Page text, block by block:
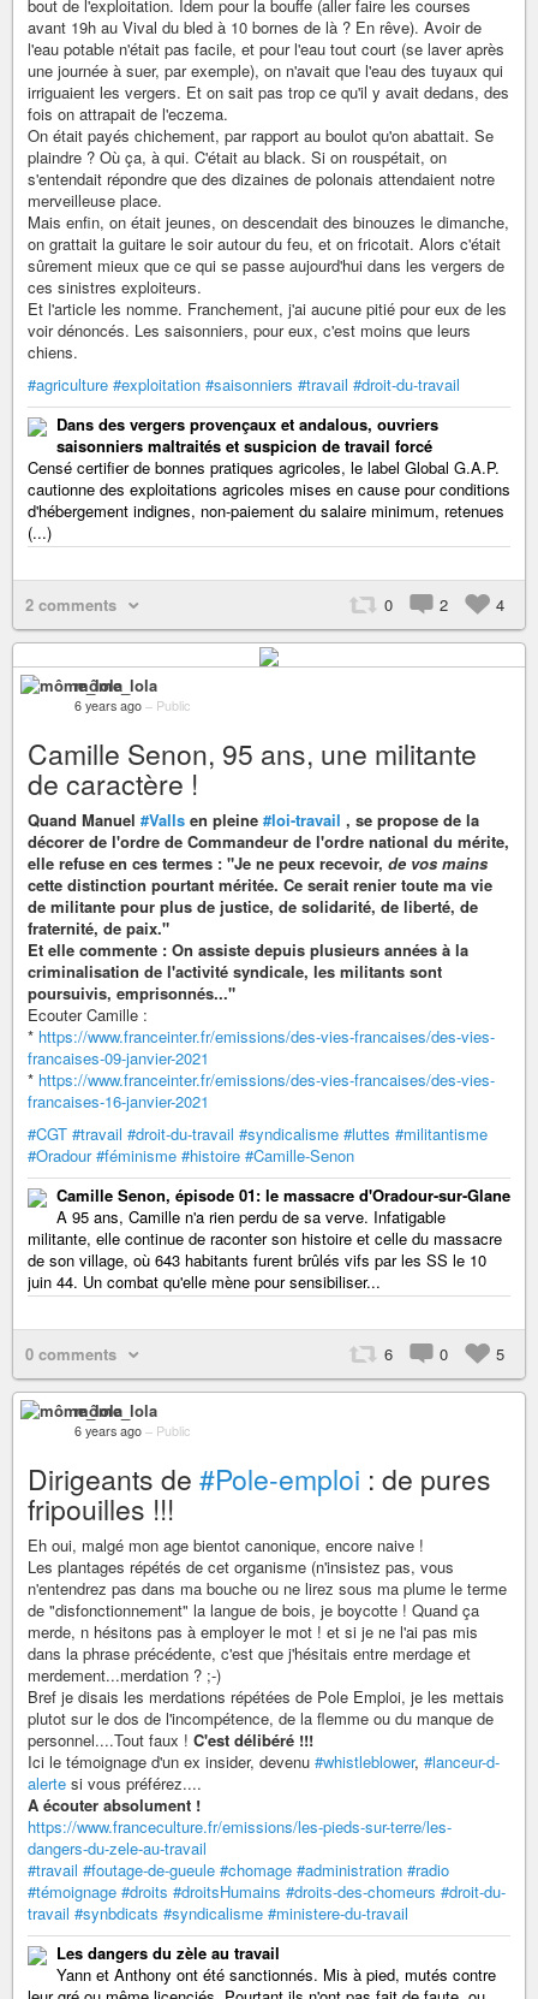
bout de l'exploitation. Idem pour la bouffe (aller faire les courses
avant 19h au Vival du bled à 10 bornes de là ? En rêve). Avoir de
l'eau potable n'était pas facile, et pour l'eau tout court (se laver après
une journée à suer, par exemple), on n'avait que l'eau des tuyaux qui
irriguaient les vergers. Et on sait pas trop ce qu'il y avait dedans, des
fois on attrapait de l'eczema.
On était payés chichement, par rapport au boulot qu'on abattait. Se
plaindre ? Où ça, à qui. C'était au black. Si on rouspétait, on
s'entendait répondre que des dizaines de polonais attendaient notre
merveilleuse place.
Mais enfin, on était jeunes, on descendait des binouzes le dimanche,
on grattait la guitare le soir autour du feu, et on fricotait. Alors c'était
sûrement mieux que ce qui se passe aujourd'hui dans les vergers de
ces sinistres exploiteurs.
Et l'article les nomme. Franchement, j'ai aucune pitié pour eux de les
voir dénoncés. Les saisonniers, pour eux, c'est moins que leurs
chiens.
#agriculture #exploitation #saisonniers #travail #droit-du-travail
Dans des vergers provençaux et andalous, ouvriers
saisonniers maltraités et suspicion de travail forcé
Censé certifier de bonnes pratiques agricoles, le label Global G.A.P.
cautionne des exploitations agricoles mises en cause pour conditions
d'hébergement indignes, non-paiement du salaire minimum, retenues
(...)
2 comments 0 2 4
môme_lola
6 years ago – Public
Camille Senon, 95 ans, une militante
de caractère !
Quand Manuel #Valls en pleine #loi-travail , se propose de la
décorer de l'ordre de Commandeur de l'ordre national du mérite,
elle refuse en ces termes : "Je ne peux recevoir, de vos mains
cette distinction pourtant méritée. Ce serait renier toute ma vie
de militante pour plus de justice, de solidarité, de liberté, de
fraternité, de paix."
Et elle commente : On assiste depuis plusieurs années à la
criminalisation de l'activité syndicale, les militants sont
poursuivis, emprisonnés..."
Ecouter Camille :
* https://www.franceinter.fr/emissions/des-vies-francaises/des-vies-
francaises-09-janvier-2021
* https://www.franceinter.fr/emissions/des-vies-francaises/des-vies-
francaises-16-janvier-2021
#CGT #travail #droit-du-travail #syndicalisme #luttes #militantisme
#Oradour #féminisme #histoire #Camille-Senon
Camille Senon, épisode 01: le massacre d'Oradour-sur-Glane
A 95 ans, Camille n'a rien perdu de sa verve. Infatigable
militante, elle continue de raconter son histoire et celle du massacre
de son village, où 643 habitants furent brûlés vifs par les SS le 10
juin 44. Un combat qu'elle mène pour sensibiliser...
0 comments 6 0 5
môme_lola
6 years ago – Public
Dirigeants de #Pole-emploi : de pures
fripouilles !!!
Eh oui, malgé mon age bientot canonique, encore naive !
Les plantages répétés de cet organisme (n'insistez pas, vous
n'entendrez pas dans ma bouche ou ne lirez sous ma plume le terme
de "disfonctionnement" la langue de bois, je boycotte ! Quand ça
merde, n hésitons pas à employer le mot ! et si je ne l'ai pas mis
dans la phrase précédente, c'est que j'hésitais entre merdage et
merdement...merdation ? ;-)
Bref je disais les merdations répétées de Pole Emploi, je les mettais
plutot sur le dos de l'incompétence, de la flemme ou du manque de
personnel....Tout faux ! C'est délibéré !!!
Ici le témoignage d'un ex insider, devenu #whistleblower, #lanceur-d-
alerte si vous préférez....
A écouter absolument !
https://www.franceculture.fr/emissions/les-pieds-sur-terre/les-
dangers-du-zele-au-travail
#travail #foutage-de-gueule #chomage #administration #radio
#témoignage #droits #droitsHumains #droits-des-chomeurs #droit-du-
travail #synbdicats #syndicalisme #ministere-du-travail
Les dangers du zèle au travail
Yann et Anthony ont été sanctionnés. Mis à pied, mutés contre